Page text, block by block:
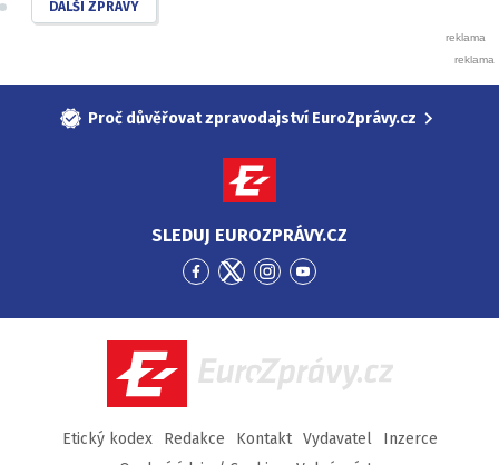
DALŠÍ ZPRÁVY
Proč důvěřovat zpravodajství EuroZprávy.cz
SLEDUJ EUROZPRÁVY.CZ
Přejít
Facebook
Přejít
Twitter
Přejít
Instagram
Přejít
YouTube
EuroZprávy.cz
Etický kodex Redakce Kontakt Vydavatel
Inzerce